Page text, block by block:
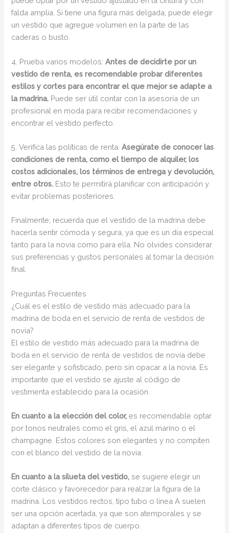
falda amplia. Si tiene una figura más delgada, puede elegir
un vestido que agregue volumen en la parte de las
caderas o busto.
4. Prueba varios modelos:Antes de decidirte por un
vestido de renta, es recomendable probar diferentes
estilos y cortes para encontrar el que mejor se adapte a
la madrina. Puede ser útil contar con la asesoría de un
profesional en moda para recibir recomendaciones y
encontrar el vestido perfecto.
5. Verifica las políticas de renta:Asegúrate de conocer las
condiciones de renta, como el tiempo de alquiler, los
costos adicionales, los términos de entrega y devolución,
entre otros. Esto te permitirá planificar con anticipación y
evitar problemas posteriores.
Finalmente, recuerda que el vestido de la madrina debe
hacerla sentir cómoda y segura, ya que es un día especial
tanto para la novia como para ella. No olvides considerar
sus preferencias y gustos personales al tomar la decisión
final.
Preguntas Frecuentes
¿Cuál es el estilo de vestido más adecuado para la
madrina de boda en el servicio de renta de vestidos de
novia?
El estilo de vestido más adecuado para la madrina de
boda en el servicio de renta de vestidos de novia debe
ser elegante y sofisticado, pero sin opacar a la novia. Es
importante que el vestido se ajuste al código de
vestimenta establecido para la ocasión.
En cuanto a la elección del color, es recomendable optar
por tonos neutrales como el gris, el azul marino o el
champagne. Estos colores son elegantes y no compiten
con el blanco del vestido de la novia.
En cuanto a la silueta del vestido, se sugiere elegir un
corte clásico y favorecedor para realzar la figura de la
madrina. Los vestidos rectos, tipo tubo o línea A suelen
ser una opción acertada, ya que son atemporales y se
adaptan a diferentes tipos de cuerpo.